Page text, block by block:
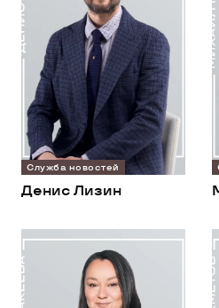
Служба новостей
Денис Лизин